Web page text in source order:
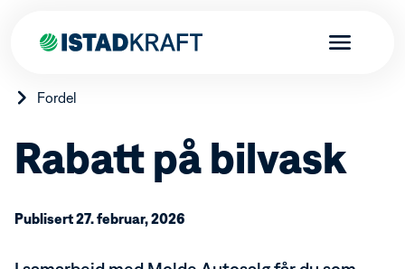
Bestill strøm
Elbillader
Fordel
Rabatt på bilvask
Publisert 27. februar, 2026